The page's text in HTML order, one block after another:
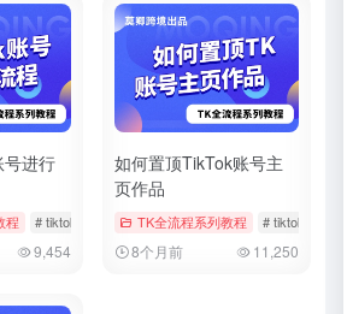
进行
程 # tiktok # 官方帐户实名 # 实名
9,454
如何置顶TikTok账号主
页作品
TK全流程系列教程 # tiktok
8个月前 11,250